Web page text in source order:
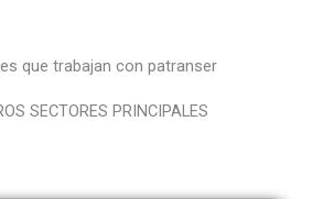
SECTORES PRINCIPALES